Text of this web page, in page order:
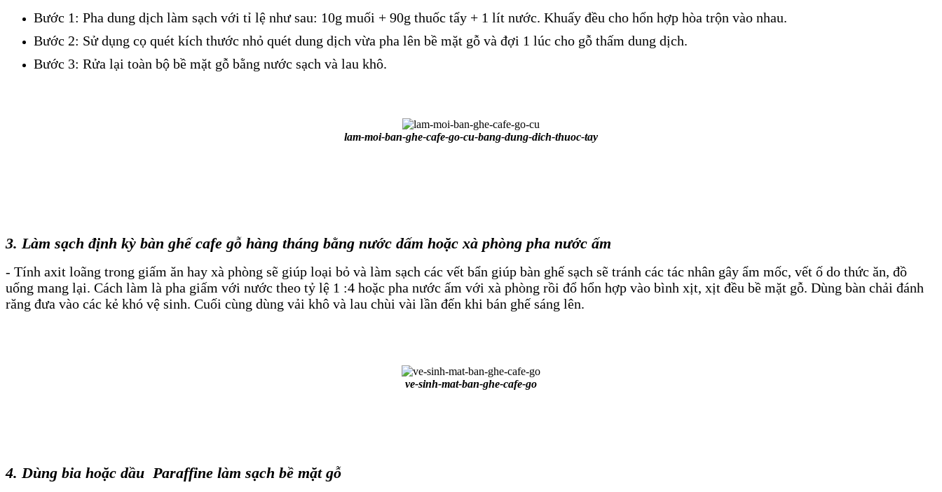
Bước 1: Pha dung dịch làm sạch với tỉ lệ như sau: 10g muối + 90g thuốc tẩy + 1 lít nước. Khuấy đều cho hổn hợp hòa trộn vào nhau.
Bước 2: Sử dụng cọ quét kích thước nhỏ quét dung dịch vừa pha lên bề mặt gỗ và đợi 1 lúc cho gỗ thấm dung dịch.
Bước 3: Rửa lại toàn bộ bề mặt gỗ bằng nước sạch và lau khô.
lam-moi-ban-ghe-cafe-go-cu-bang-dung-dich-thuoc-tay
3. Làm sạch định kỳ bàn ghế cafe gỗ hàng tháng bằng nước dấm hoặc xà phòng pha nước ấm
- Tính axit loãng trong giấm ăn hay xà phòng sẽ giúp loại bỏ và làm sạch các vết bẩn giúp bàn ghế sạch sẽ tránh các tác nhân gây ẩm mốc, vết ố do thức ăn, đồ
uống mang lại. Cách làm là pha giấm với nước theo tỷ lệ 1 :4 hoặc pha nước ấm với xà phòng rồi đổ hổn hợp vào bình xịt, xịt đều bề mặt gỗ. Dùng bàn chải đánh
răng đưa vào các kẻ khó vệ sinh. Cuối cùng dùng vải khô và lau chùi vài lần đến khi bán ghế sáng lên.
ve-sinh-mat-ban-ghe-cafe-go
4. Dùng bia hoặc dầu Paraffine làm sạch bề mặt gỗ